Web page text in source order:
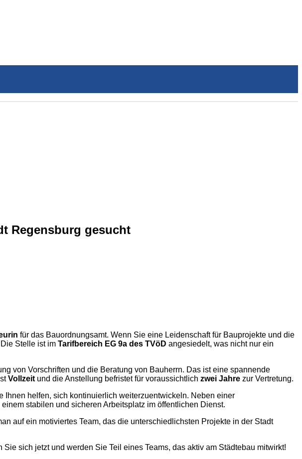
Regensburg gesucht
für das Bauordnungsamt. Wenn Sie eine Leidenschaft für Bauprojekte und die
Stelle ist im Tarifbereich EG 9a des TVöD angesiedelt, was nicht nur ein
von Vorschriften und die Beratung von Bauherrn. Das ist eine spannende
Vollzeit und die Anstellung befristet für voraussichtlich zwei Jahre zur Vertretung.
Ihnen helfen, sich kontinuierlich weiterzuentwickeln. Neben einer
stabilen und sicheren Arbeitsplatz im öffentlichen Dienst.
auf ein motiviertes Team, das die unterschiedlichsten Projekte in der Stadt
sich jetzt und werden Sie Teil eines Teams, das aktiv am Städtebau mitwirkt!